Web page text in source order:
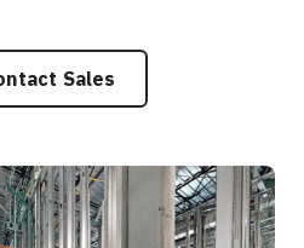
Sales